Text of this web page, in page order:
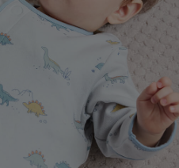
ベビー
セットアップ派
フォーマル / オケー
あったかアイテム｜
定番ギフト
もらって嬉しいギフト
かわいくておもしろ
何枚あっても嬉しい
長く使えるアイテム
あったか度◎
裏起毛素材